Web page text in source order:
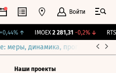
Войти
↑ IMOEX 2 281,31 -0,2%↓ RTSI
меры, динамика, прогнозы
Наши проекты